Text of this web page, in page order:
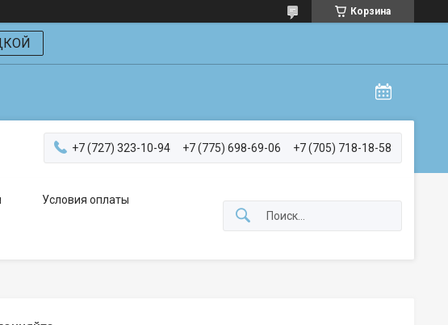
Корзина
+7 (727) 323-10-94 +7 (775) 698-69-06 +7 (705) 718-18-58
Условия оплаты